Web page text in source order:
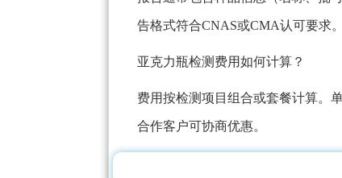
告格式符合CNAS或CMA认可要求。
亚克力瓶检测费用如何计算？
费用按检测项目组合或套餐计算。
合作客户可协商优惠。